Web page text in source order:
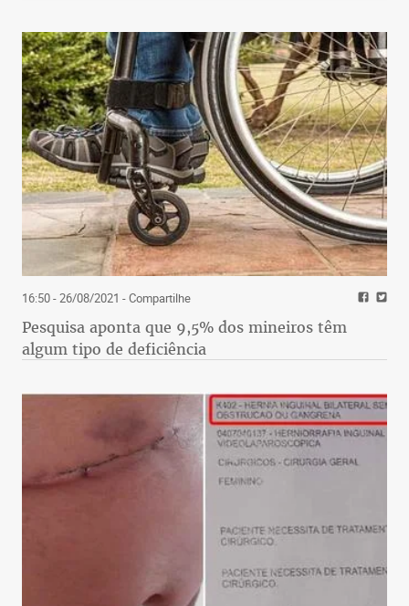
16:50 - 26/08/2021 - Compartilhe
Pesquisa aponta que 9,5% dos mineiros têm
algum tipo de deficiência